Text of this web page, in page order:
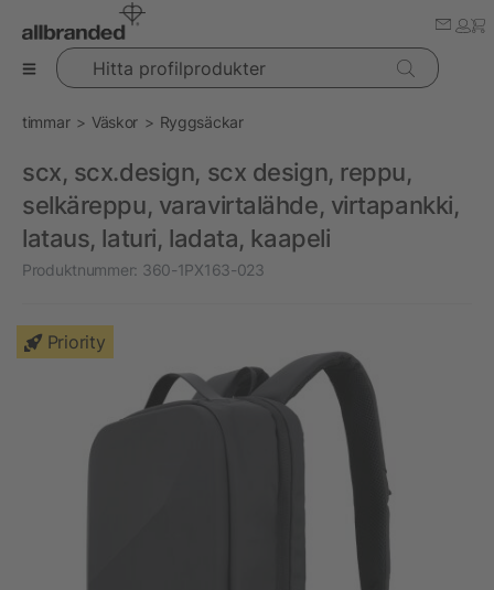
Hitta profilprodukter
timmar Väskor Ryggsäckar
scx, scx.design, scx design, reppu,
selkäreppu, varavirtalähde, virtapankki,
lataus, laturi, ladata, kaapeli
Produktnummer: 360-1PX163-023
Priority